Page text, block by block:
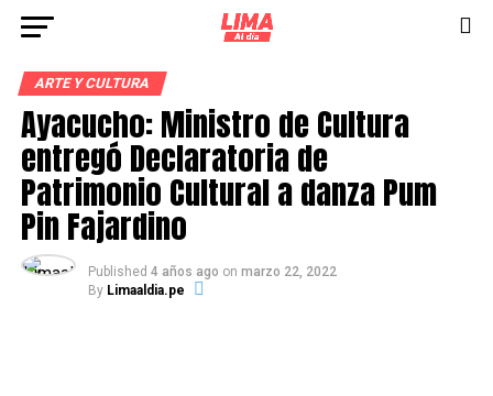
ARTE Y CULTURA
Ayacucho: Ministro de Cultura
entregó Declaratoria de
Patrimonio Cultural a danza Pum
Pin Fajardino
Published 4 años ago on marzo 22, 2022
By Limaaldia.pe